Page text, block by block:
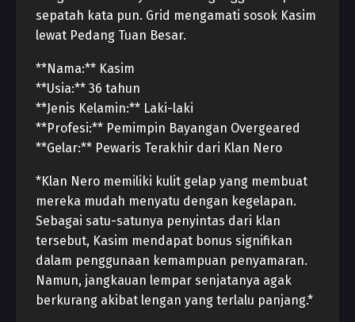
sepatah kata pun. Grid mengamati sosok Kasim
lewat Pedang Tuan Besar.
**Nama:** Kasim
**Usia:** 36 tahun
**Jenis Kelamin:** Laki-laki
**Profesi:** Pemimpin Bayangan Overgeared
**Gelar:** Pewaris Terakhir dari Klan Nero
*Klan Nero memiliki kulit gelap yang membuat
mereka mudah menyatu dengan kegelapan.
Sebagai satu-satunya penyintas dari klan
tersebut, Kasim mendapat bonus signifikan
dalam penggunaan kemampuan penyamaran.
Namun, jangkauan lempar senjatanya agak
berkurang akibat lengan yang terlalu panjang.*